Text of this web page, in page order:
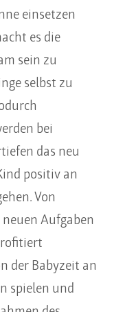
einsetzen
es die
sein zu
selbst zu
bei
das neu
positiv an
Von
Aufgaben
der Babyzeit an
spielen und